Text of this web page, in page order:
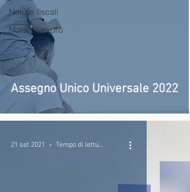
Notizie fiscali
Notizie Lavoro
Assegno Unico Universale 2022
21 set 2021 Tempo di lettura: 2 min